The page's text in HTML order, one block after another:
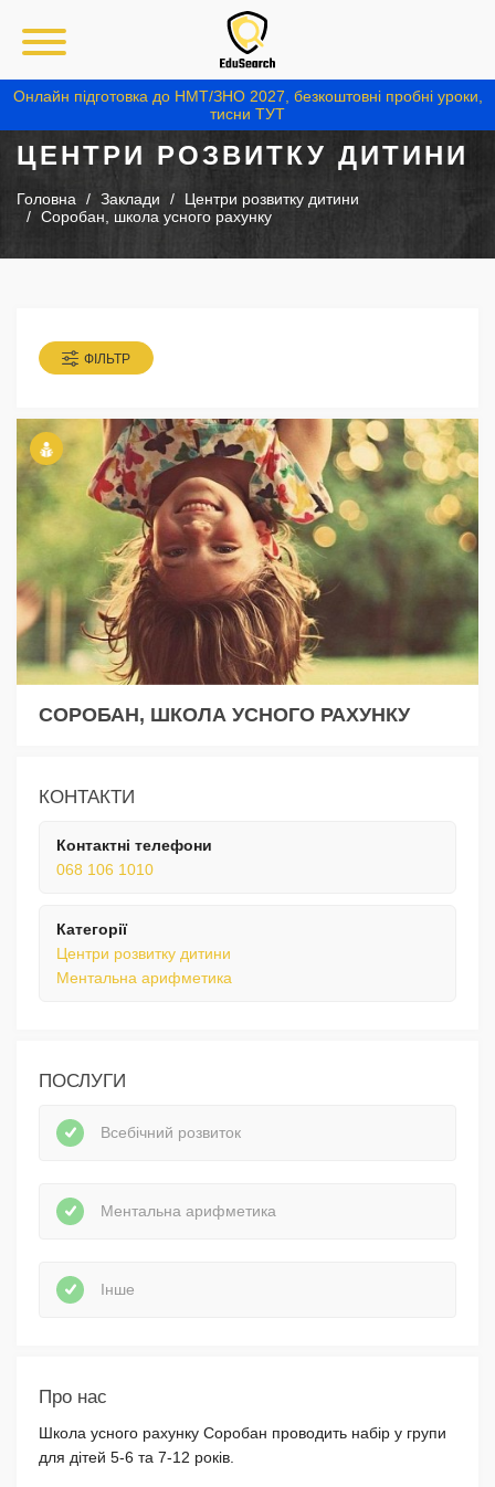
Онлайн підготовка до НМТ/ЗНО 2027, безкоштовні пробні уроки,
тисни ТУТ
ЦЕНТРИ РОЗВИТКУ ДИТИНИ
Головна Заклади
Центри розвитку дитини
Соробан, школа усного рахунку
ФІЛЬТР
СОРОБАН, ШКОЛА УСНОГО РАХУНКУ
КОНТАКТИ
Контактні телефони
068 106 1010
Категорії
Центри розвитку дитини
Ментальна арифметика
ПОСЛУГИ
Всебічний розвиток
Ментальна арифметика
Інше
Про нас
Школа усного рахунку Соробан проводить набір у групи
для дітей 5-6 та 7-12 років.